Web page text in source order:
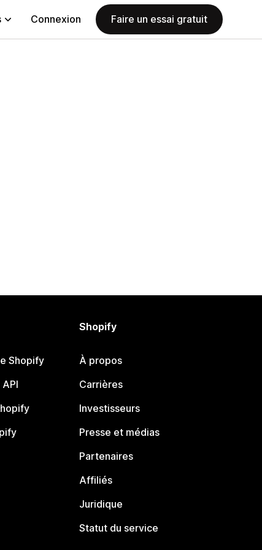
Connexion Faire un essai gratuit
Shopify
Shopify
À propos
Carrières
Investisseurs
Presse et médias
Partenaires
Affiliés
Juridique
Statut du service